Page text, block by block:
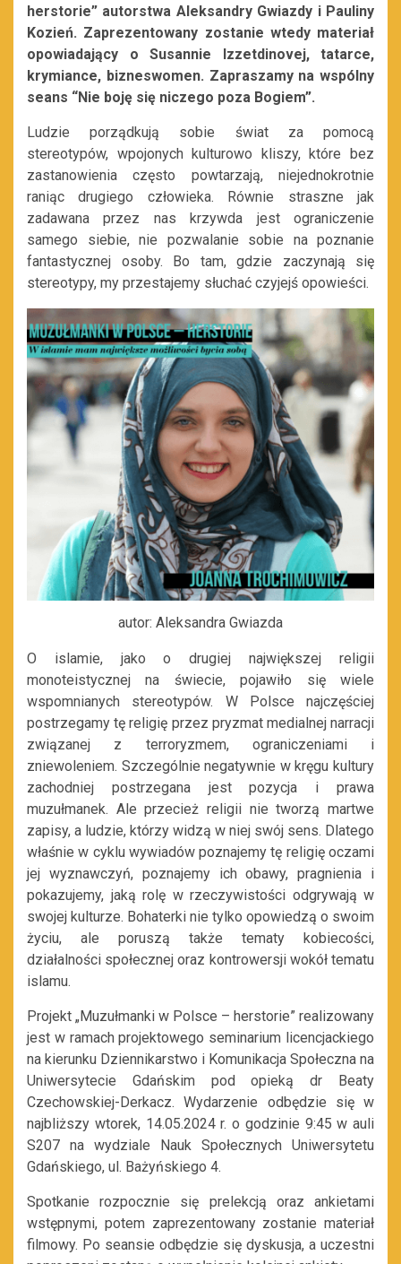
herstorie” autorstwa Aleksandry Gwiazdy i Pauliny
Kozień. Zaprezentowany zostanie wtedy materiał
opowiadający o Susannie Izzetdinovej, tatarce,
krymiance, bizneswomen. Zapraszamy na wspólny
seans “Nie boję się niczego poza Bogiem”.
Ludzie porządkują sobie świat za pomocą
stereotypów, wpojonych kulturowo kliszy, które bez
zastanowienia często powtarzają, niejednokrotnie
raniąc drugiego człowieka. Równie straszne jak
zadawana przez nas krzywda jest ograniczenie
samego siebie, nie pozwalanie sobie na poznanie
fantastycznej osoby. Bo tam, gdzie zaczynają się
stereotypy, my przestajemy słuchać czyjejś opowieści.
autor: Aleksandra Gwiazda
O islamie, jako o drugiej największej religii
monoteistycznej na świecie, pojawiło się wiele
wspomnianych stereotypów. W Polsce najczęściej
postrzegamy tę religię przez pryzmat medialnej narracji
związanej z terroryzmem, ograniczeniami i
zniewoleniem. Szczególnie negatywnie w kręgu kultury
zachodniej postrzegana jest pozycja i prawa
muzułmanek. Ale przecież religii nie tworzą martwe
zapisy, a ludzie, którzy widzą w niej swój sens. Dlatego
właśnie w cyklu wywiadów poznajemy tę religię oczami
jej wyznawczyń, poznajemy ich obawy, pragnienia i
pokazujemy, jaką rolę w rzeczywistości odgrywają w
swojej kulturze. Bohaterki nie tylko opowiedzą o swoim
życiu, ale poruszą także tematy kobiecości,
działalności społecznej oraz kontrowersji wokół tematu
islamu.
Projekt „Muzułmanki w Polsce – herstorie” realizowany
jest w ramach projektowego seminarium licencjackiego
na kierunku Dziennikarstwo i Komunikacja Społeczna na
Uniwersytecie Gdańskim pod opieką dr Beaty
Czechowskiej-Derkacz. Wydarzenie odbędzie się w
najbliższy wtorek, 14.05.2024 r. o godzinie 9:45 w auli
S207 na wydziale Nauk Społecznych Uniwersytetu
Gdańskiego, ul. Bażyńskiego 4.
Spotkanie rozpocznie się prelekcją oraz ankietami
wstępnymi, potem zaprezentowany zostanie materiał
filmowy. Po seansie odbędzie się dyskusja, a uczestni